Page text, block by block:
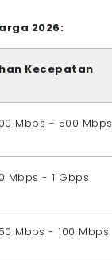
2026:
Kecepatan
Mbps - 500 Mbps
Mbps - 1 Gbps
Mbps - 100 Mbps